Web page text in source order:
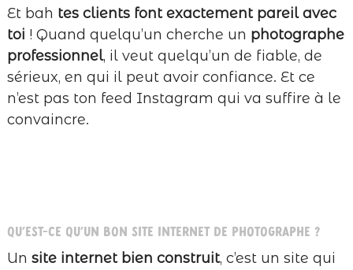
Et bah tes clients font exactement pareil avec
toi ! Quand quelqu’un cherche un photographe
professionnel, il veut quelqu’un de fiable, de
sérieux, en qui il peut avoir confiance. Et ce
n’est pas ton feed Instagram qui va suffire à le
convaincre.
Qu’est-ce qu’un bon site internet de photographe ?
Un site internet bien construit, c’est un site qui